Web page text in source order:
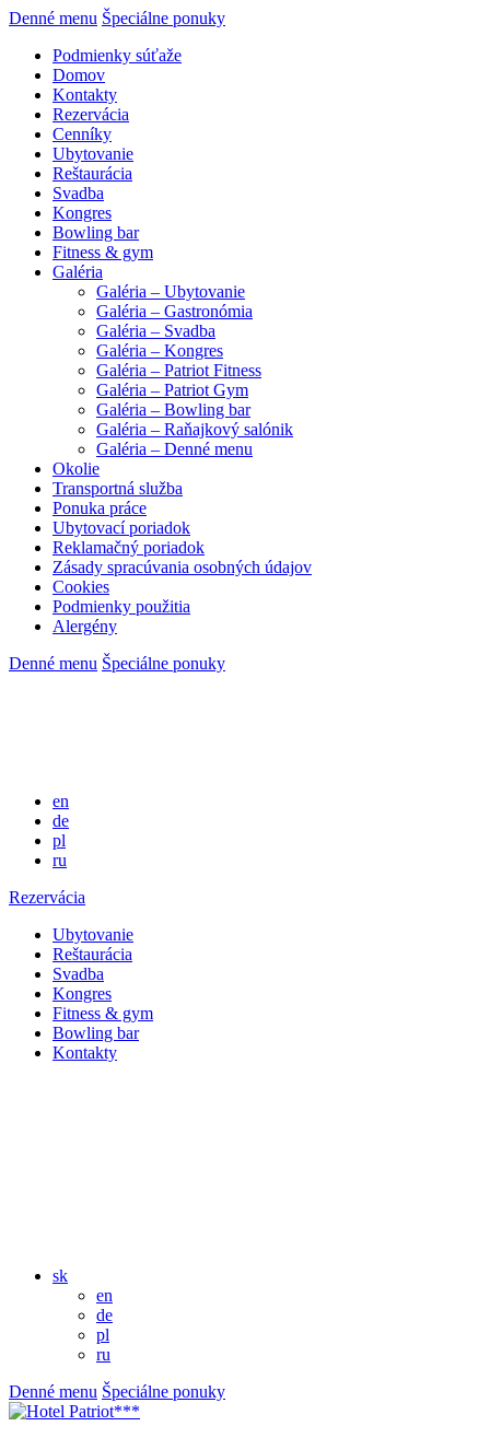
Denné menu Špeciálne ponuky
Podmienky súťaže
Domov
Kontakty
Rezervácia
Cenníky
Ubytovanie
Reštaurácia
Svadba
Kongres
Bowling bar
Fitness & gym
Galéria
Galéria – Ubytovanie
Galéria – Gastronómia
Galéria – Svadba
Galéria – Kongres
Galéria – Patriot Fitness
Galéria – Patriot Gym
Galéria – Bowling bar
Galéria – Raňajkový salónik
Galéria – Denné menu
Okolie
Transportná služba
Ponuka práce
Ubytovací poriadok
Reklamačný poriadok
Zásady spracúvania osobných údajov
Cookies
Podmienky použitia
Alergény
Denné menu Špeciálne ponuky
en
de
pl
ru
Rezervácia
Ubytovanie
Reštaurácia
Svadba
Kongres
Fitness & gym
Bowling bar
Kontakty
sk
en
de
pl
ru
Denné menu Špeciálne ponuky